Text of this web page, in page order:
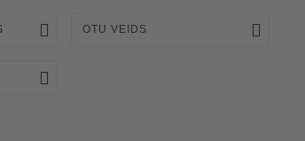
OTU VEIDS